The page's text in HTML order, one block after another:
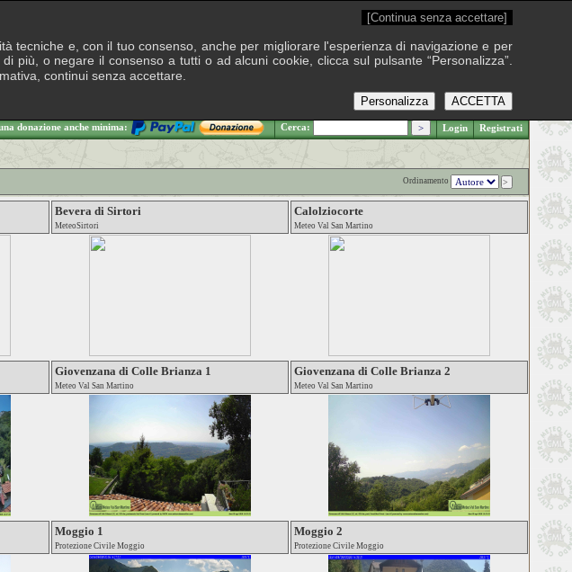
.: Domenica 9 agosto 2026
donazione anche minima: Cerca: Login Registrati
Ordinamento
Bevera di Sirtori
MeteoSirtori
Calolziocorte
Meteo Val San Martino
Giovenzana di Colle Brianza 1
Meteo Val San Martino
Giovenzana di Colle Brianza 2
Meteo Val San Martino
Moggio 1
Protezione Civile Moggio
Moggio 2
Protezione Civile Moggio
[Continua senza accettare]
tecniche e, con il tuo consenso, anche per migliorare l'esperienza di navigazione e per
di più, o negare il consenso a tutti o ad alcuni cookie, clicca sul pulsante “Personalizza”.
continui senza accettare.
ACCETTA
Personalizza